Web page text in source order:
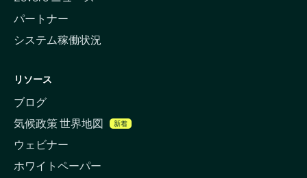
パートナー
システム稼働状況
リソース
ブログ
気候政策 世界地図
新着
ウェビナー
ホワイトペーパー